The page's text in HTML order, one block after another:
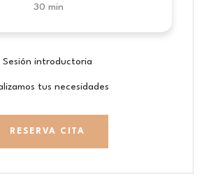
30 min
Sesión introductoria
tus necesidades
RESERVA CITA